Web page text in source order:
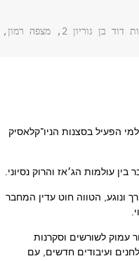
מועדון הג'אז מצפה רמון, שדרות דוד בן גוריון 2, מצפה רמון,
הניו־קלאסיק
הג׳אז והרוק נסיוני.
חוט עדין המחבר
וסקרנות
חדשים, עם